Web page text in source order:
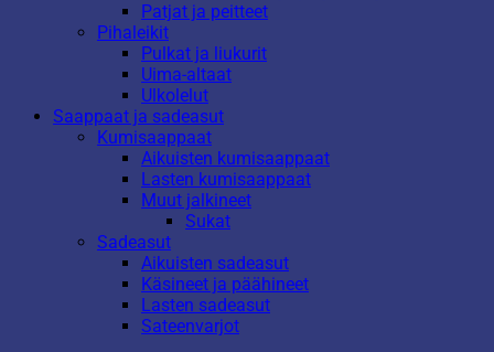
Patjat ja peitteet
Pihaleikit
Pulkat ja liukurit
Uima-altaat
Ulkolelut
Saappaat ja sadeasut
Kumisaappaat
Aikuisten kumisaappaat
Lasten kumisaappaat
Muut jalkineet
Sukat
Sadeasut
Aikuisten sadeasut
Käsineet ja päähineet
Lasten sadeasut
Sateenvarjot